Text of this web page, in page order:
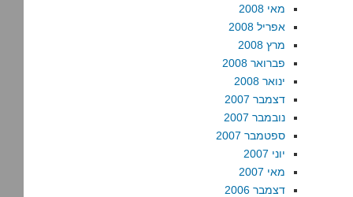
מאי 2008
אפריל 2008
מרץ 2008
פברואר 2008
ינואר 2008
דצמבר 2007
נובמבר 2007
ספטמבר 2007
יוני 2007
מאי 2007
דצמבר 2006